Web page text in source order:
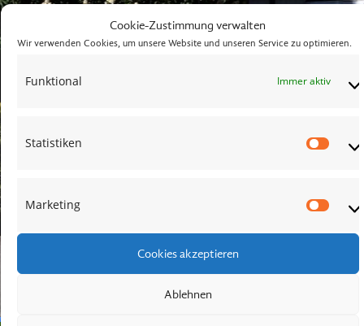
Cookie-Zustimmung verwalten
Wir verwenden Cookies, um unsere Website und unseren Service zu optimieren.
Funktional Immer aktiv
Statistiken
Marketing
Cookies akzeptieren
Ablehnen